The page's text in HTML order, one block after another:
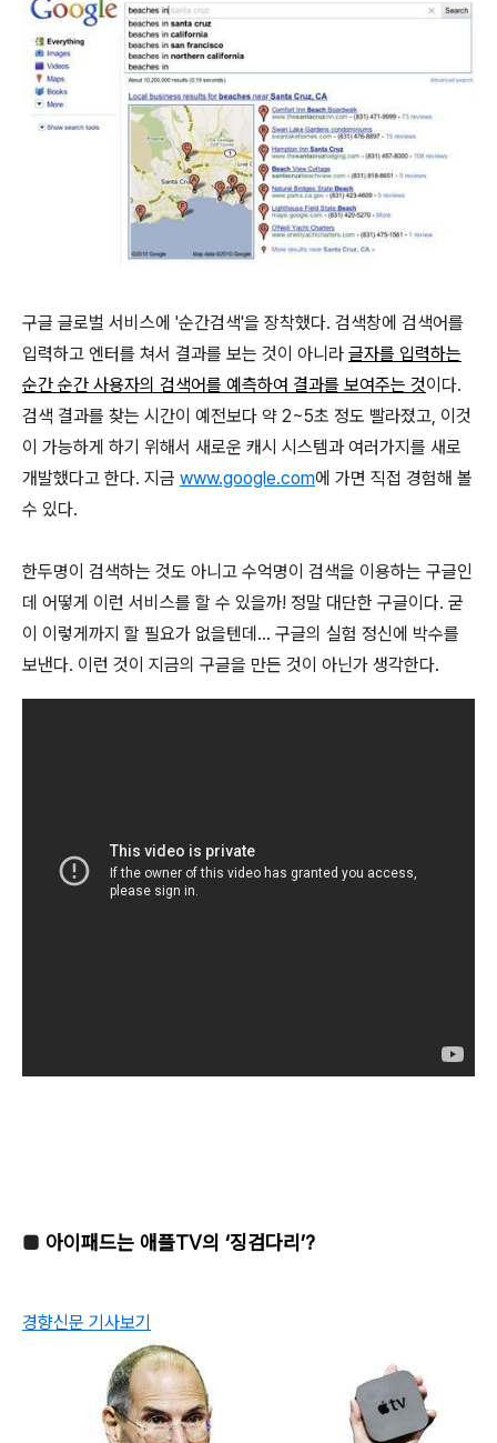
구글 글로벌 서비스에 '순간검색'을 장착했다. 검색창에 검색어를
입력하고 엔터를 쳐서 결과를 보는 것이 아니라 글자를 입력하는
순간 순간 사용자의 검색어를 예측하여 결과를 보여주는 것이다.
검색 결과를 찾는 시간이 예전보다 약 2~5초 정도 빨라졌고, 이것
이 가능하게 하기 위해서 새로운 캐시 시스템과 여러가지를 새로
개발했다고 한다. 지금 www.google.com에 가면 직접 경험해 볼
수 있다.
한두명이 검색하는 것도 아니고 수억명이 검색을 이용하는 구글인
데 어떻게 이런 서비스를 할 수 있을까! 정말 대단한 구글이다. 굳
이 이렇게까지 할 필요가 없을텐데... 구글의 실험 정신에 박수를
보낸다. 이런 것이 지금의 구글을 만든 것이 아닌가 생각한다.
■ 아이패드는 애플TV의 ‘징검다리’?
경향신문 기사보기